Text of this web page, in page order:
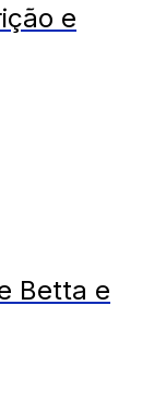
e
Betta e